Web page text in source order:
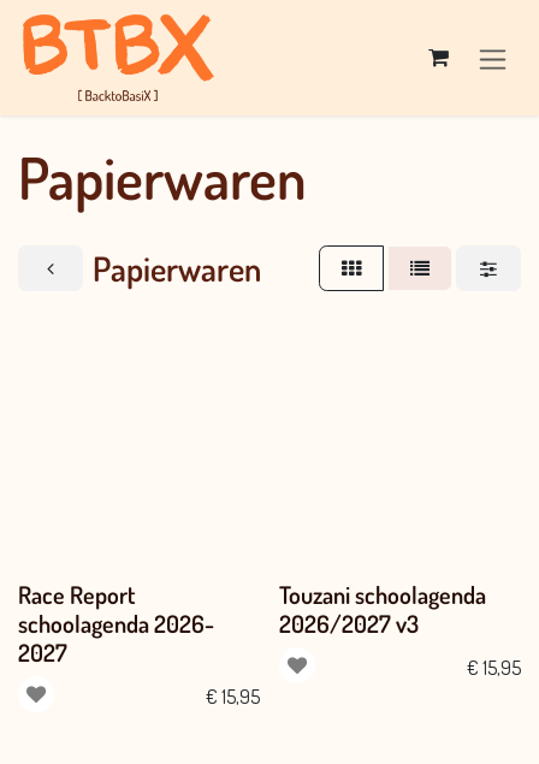
Overslaan naar inhoud
Papierwaren
Papierwaren
Race Report
schoolagenda 2026-
2027
€ 15,95
Touzani schoolagenda
2026/2027 v3
€ 15,95